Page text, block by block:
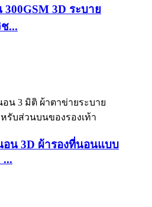
300GSM 3D ระบาย
...
น 3D ผ้ารองที่นอนแบบ
...